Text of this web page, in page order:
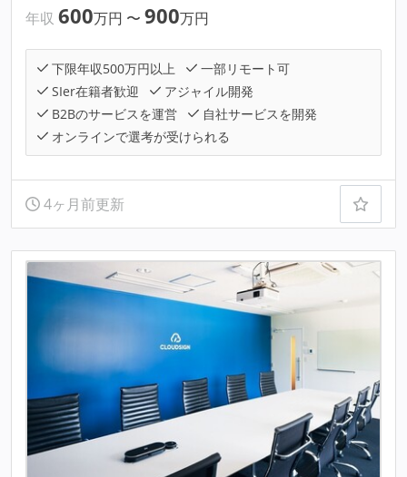
年収 600万円 〜 900万円
下限年収500万円以上
一部リモート可
SIer在籍者歓迎
アジャイル開発
B2Bのサービスを運営
自社サービスを開発
オンラインで選考が受けられる
4ヶ月前更新